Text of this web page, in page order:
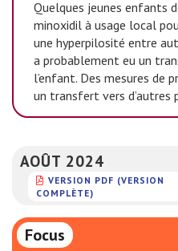
Quelques jeunes enfants
minoxidil à usage local
une hyperpilosité entre
a probablement eu un
l’enfant. Des mesures de
un transfert vers d’autres
AOÛT 2024
VERSION PDF (VERSION
COMPLÈTE)
Focus